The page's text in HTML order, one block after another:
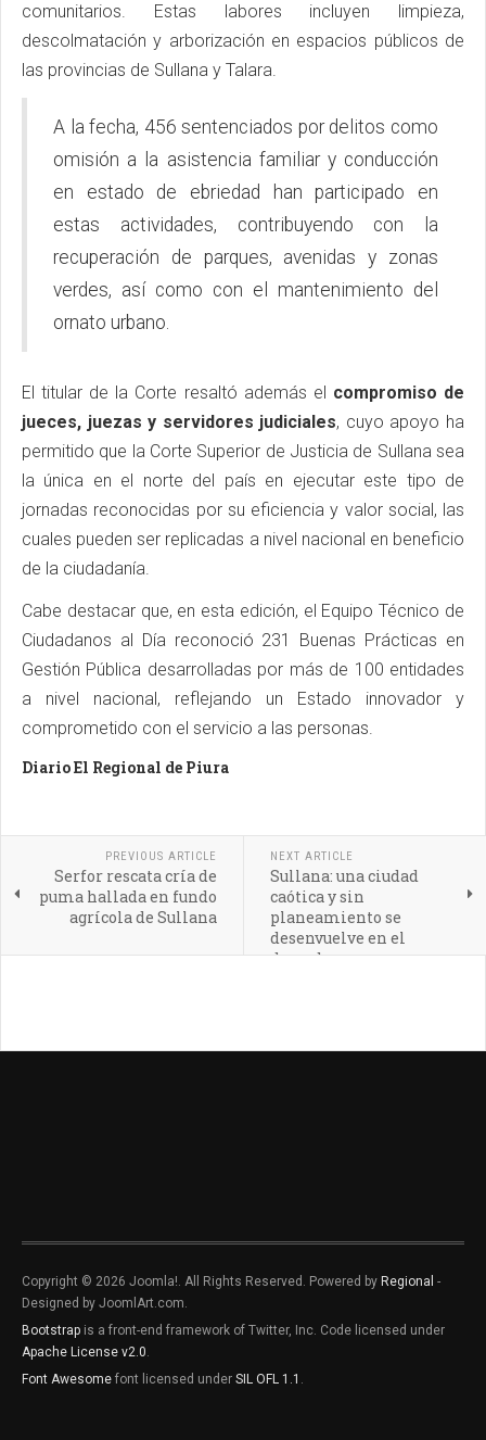
comunitarios. Estas labores incluyen limpieza,
descolmatación y arborización en espacios públicos de
las provincias de Sullana y Talara.
A la fecha, 456 sentenciados por delitos como
omisión a la asistencia familiar y conducción
en estado de ebriedad han participado en
estas actividades, contribuyendo con la
recuperación de parques, avenidas y zonas
verdes, así como con el mantenimiento del
ornato urbano.
El titular de la Corte resaltó además el compromiso de
jueces, juezas y servidores judiciales, cuyo apoyo ha
permitido que la Corte Superior de Justicia de Sullana sea
la única en el norte del país en ejecutar este tipo de
jornadas reconocidas por su eficiencia y valor social, las
cuales pueden ser replicadas a nivel nacional en beneficio
de la ciudadanía.
Cabe destacar que, en esta edición, el Equipo Técnico de
Ciudadanos al Día reconoció 231 Buenas Prácticas en
Gestión Pública desarrolladas por más de 100 entidades
a nivel nacional, reflejando un Estado innovador y
comprometido con el servicio a las personas.
Diario El Regional de Piura
PREVIOUS ARTICLE
Serfor rescata cría de
puma hallada en fundo
agrícola de Sullana
NEXT ARTICLE
Sullana: una ciudad
caótica y sin
planeamiento se
desenvuelve en el
desorden
Copyright © 2026 Joomla!. All Rights Reserved. Powered by Regional -
Designed by JoomlArt.com.
Bootstrap is a front-end framework of Twitter, Inc. Code licensed under
Apache License v2.0.
Font Awesome font licensed under SIL OFL 1.1 .